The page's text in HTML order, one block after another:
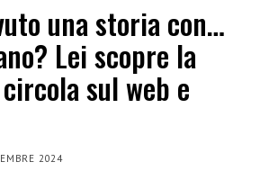
una storia con…
Lei scopre la
sul web e
2024